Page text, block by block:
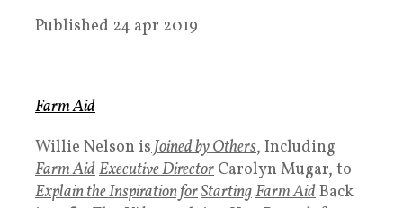
Published 24 apr 2019
Farm Aid
Willie Nelson isJoined by Others, Including
Farm AidExecutive Director Carolyn Mugar, to
Explain the Inspiration forStartingFarm AidBack